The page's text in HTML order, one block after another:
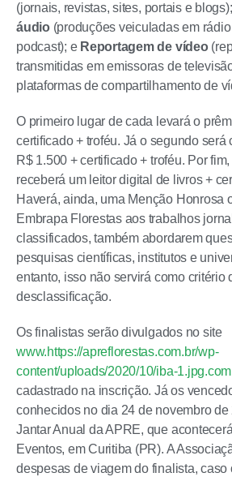
(jornais, revistas, sites, portais e blogs);
áudio(produções veiculadas em
podcast); e Reportagem de vídeo
transmitidas em emissoras de
plataformas de compartilhamento de
O primeiro lugar de cada levará o
certificado + troféu. Já o segundo será
R$ 1.500 + certificado + troféu. Por
receberá um leitor digital de livros +
Haverá, ainda, uma Menção Honrosa
Embrapa Florestas aos trabalhos
classificados, também abordarem
pesquisas científicas, institutos e
entanto, isso não servirá como critério
desclassificação.
Os finalistas serão divulgados no site
www.https://apreflorestas.com.br/wp-
content/uploads/2020/10/iba-
cadastrado na inscrição. Já os
conhecidos no dia 24 de novembro de
Jantar Anual da APRE, que
Eventos, em Curitiba (PR). A
despesas de viagem do finalista, caso